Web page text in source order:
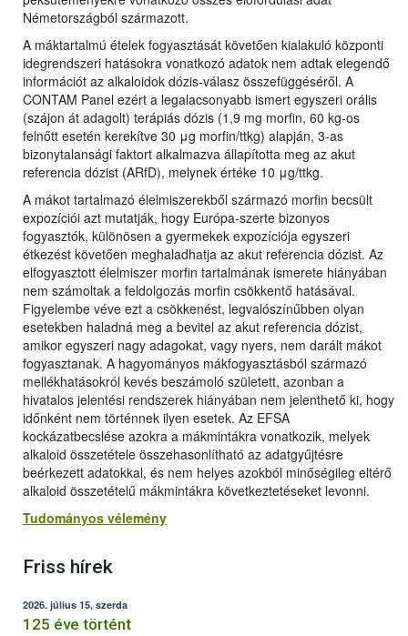
Németországból származott.
A máktartalmú ételek fogyasztását követően kialakuló központi
idegrendszeri hatásokra vonatkozó adatok nem adtak elegendő
információt az alkaloidok dózis-válasz összefüggéséről. A
CONTAM Panel ezért a legalacsonyabb ismert egyszeri orális
(szájon át adagolt) terápiás dózis (1,9 mg morfin, 60 kg-os
felnőtt esetén kerekítve 30 μg morfin/ttkg) alapján, 3-as
bizonytalansági faktort alkalmazva állapította meg az akut
referencia dózist (ARfD), melynek értéke 10 μg/ttkg.
A mákot tartalmazó élelmiszerekből származó morfin becsült
expozíciói azt mutatják, hogy Európa-szerte bizonyos
fogyasztók, különösen a gyermekek expozíciója egyszeri
étkezést követően meghaladhatja az akut referencia dózist. Az
elfogyasztott élelmiszer morfin tartalmának ismerete hiányában
nem számoltak a feldolgozás morfin csökkentő hatásával.
Figyelembe véve ezt a csökkenést, legvalószínűbben olyan
esetekben haladná meg a bevitel az akut referencia dózist,
amikor egyszeri nagy adagokat, vagy nyers, nem darált mákot
fogyasztanak. A hagyományos mákfogyasztásból származó
mellékhatásokról kevés beszámoló született, azonban a
hivatalos jelentési rendszerek hiányában nem jelenthető ki, hogy
időnként nem történnek ilyen esetek. Az EFSA
kockázatbecslése azokra a mákmintákra vonatkozik, melyek
alkaloid összetétele összehasonlítható az adatgyűjtésre
beérkezett adatokkal, és nem helyes azokból minőségileg eltérő
alkaloid összetételű mákmintákra következtetéseket levonni.
Tudományos vélemény
Friss hírek
2026. július 15, szerda
125 éve történt